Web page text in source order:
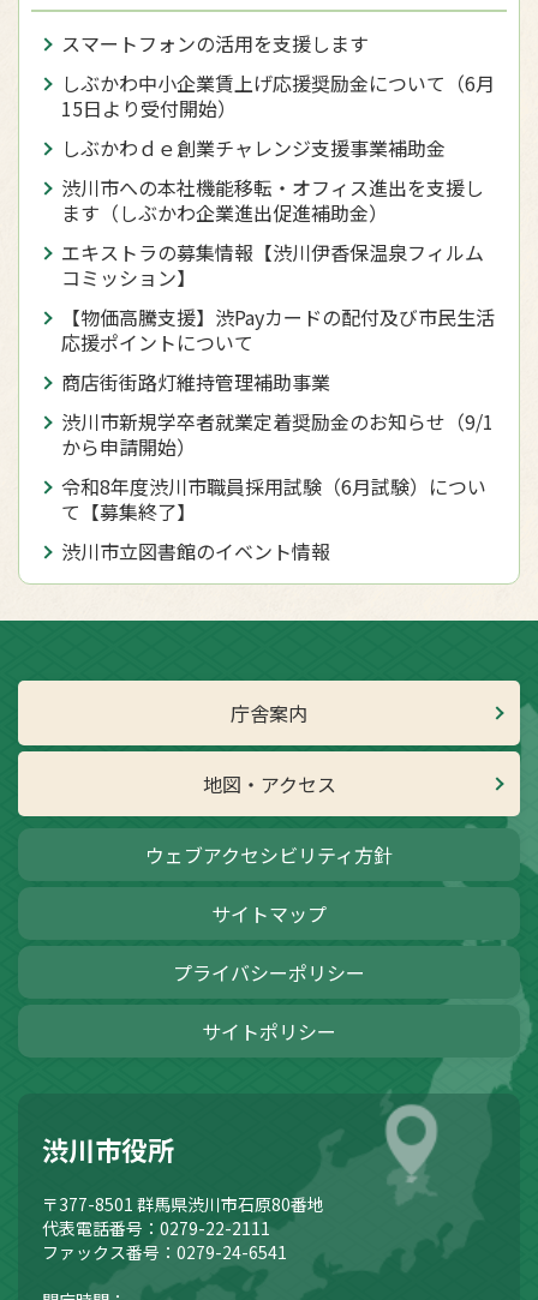
スマートフォンの活用を支援します
しぶかわ中小企業賃上げ応援奨励金について（6月
15日より受付開始）
しぶかわｄｅ創業チャレンジ支援事業補助金
渋川市への本社機能移転・オフィス進出を支援し
ます（しぶかわ企業進出促進補助金）
エキストラの募集情報【渋川伊香保温泉フィルム
コミッション】
【物価高騰支援】渋Payカードの配付及び市民生活
応援ポイントについて
商店街街路灯維持管理補助事業
渋川市新規学卒者就業定着奨励金のお知らせ（9/1
から申請開始）
令和8年度渋川市職員採用試験（6月試験）につい
て【募集終了】
渋川市立図書館のイベント情報
庁舎案内
地図・アクセス
ウェブアクセシビリティ方針
サイトマップ
プライバシーポリシー
サイトポリシー
渋川市役所
〒377-8501 群馬県渋川市石原80番地
代表電話番号：0279-22-2111
ファックス番号：0279-24-6541